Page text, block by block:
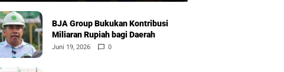
BJA Group Bukukan Kontribusi
Miliaran Rupiah bagi Daerah
Juni 19, 2026 0